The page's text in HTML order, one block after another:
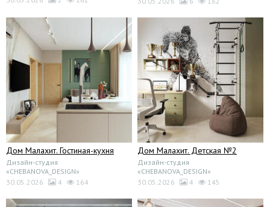
Дом Малахит. Гостиная-кухня
Дизайн-студия
«CHEBANOVA_DESIGN»
30.05.2026
4 164
Дом Малахит. Детская №2
Дизайн-студия
«CHEBANOVA_DESIGN»
30.05.2026
4 145